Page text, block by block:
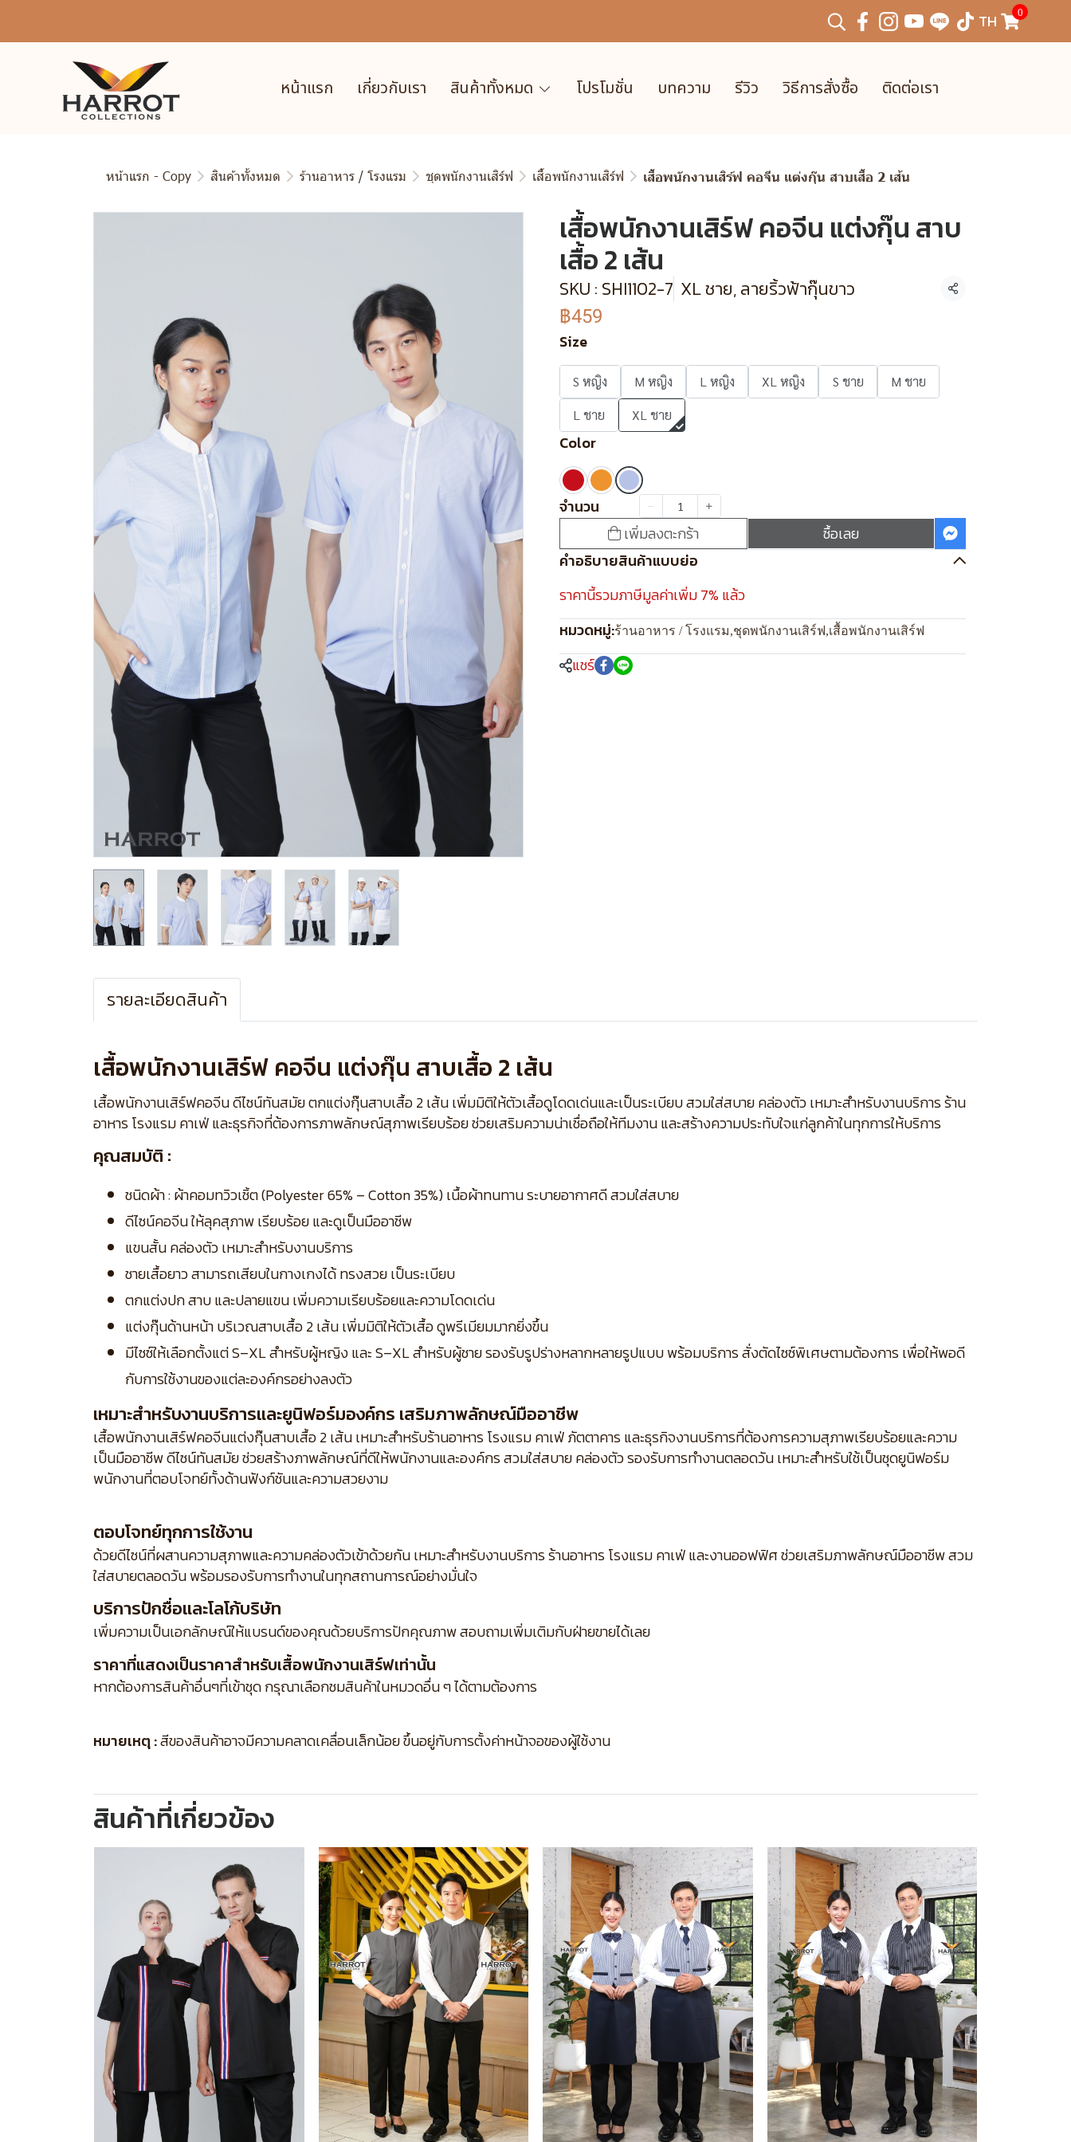
TH 0
หน้าแรก เกี่ยวกับเรา สินค้าทั้งหมด โปรโมชั่น บทความ รีวิว วิธีการสั่งซื้อ ติดต่อเรา
หน้าแรก - Copy สินค้าทั้งหมด ร้านอาหาร / โรงแรม ชุดพนักงานเสิร์ฟ เสื้อพนักงานเสิร์ฟ เสื้อพนักงานเสิร์ฟ คอจีน แต่งกุ๊น สาบเสื้อ 2 เส้น
เสื้อพนักงานเสิร์ฟ คอจีน แต่งกุ๊น สาบ
เสื้อ 2 เส้น
SKU : SHI1102-7 XL ชาย, ลายริ้วฟ้ากุ๊นขาว แชร์
฿459
Size
S หญิง M หญิง L หญิง XL หญิง S ชาย
M ชาย
L ชาย
XL ชาย
Color
จำนวน
เพิ่มลงตะกร้า
ซื้อเลย
คำอธิบายสินค้าแบบย่อ
ราคานี้รวมภาษีมูลค่าเพิ่ม 7% แล้ว
หมวดหมู่:ร้านอาหาร / โรงแรม,ชุดพนักงานเสิร์ฟ,เสื้อพนักงานเสิร์ฟ
แชร์
รายละเอียดสินค้า
เสื้อพนักงานเสิร์ฟ คอจีน แต่งกุ๊น สาบเสื้อ 2 เส้น
เสื้อพนักงานเสิร์ฟคอจีน ดีไซน์ทันสมัย ตกแต่งกุ๊นสาบเสื้อ 2 เส้น เพิ่มมิติให้ตัวเสื้อดูโดดเด่นและเป็นระเบียบ สวมใส่สบาย คล่องตัว เหมาะสำหรับงานบริการ ร้าน
อาหาร โรงแรม คาเฟ่ และธุรกิจที่ต้องการภาพลักษณ์สุภาพเรียบร้อย ช่วยเสริมความน่าเชื่อถือให้ทีมงาน และสร้างความประทับใจแก่ลูกค้าในทุกการให้บริการ
คุณสมบัติ :
ชนิดผ้า : ผ้าคอมทวิวเชิ้ต (Polyester 65% – Cotton 35%) เนื้อผ้าทนทาน ระบายอากาศดี สวมใส่สบาย
ดีไซน์คอจีน ให้ลุคสุภาพ เรียบร้อย และดูเป็นมืออาชีพ
แขนสั้น คล่องตัว เหมาะสำหรับงานบริการ
ชายเสื้อยาว สามารถเสียบในกางเกงได้ ทรงสวย เป็นระเบียบ
ตกแต่งปก สาบ และปลายแขน เพิ่มความเรียบร้อยและความโดดเด่น
แต่งกุ๊นด้านหน้า บริเวณสาบเสื้อ 2 เส้น เพิ่มมิติให้ตัวเสื้อ ดูพรีเมียมมากยิ่งขึ้น
มีไซซ์ให้เลือกตั้งแต่ S–XL สำหรับผู้หญิง และ S–XL สำหรับผู้ชาย รองรับรูปร่างหลากหลายรูปแบบ พร้อมบริการ สั่งตัดไซซ์พิเศษตามต้องการ เพื่อให้พอดี
กับการใช้งานของแต่ละองค์กรอย่างลงตัว
เหมาะสำหรับงานบริการและยูนิฟอร์มองค์กร เสริมภาพลักษณ์มืออาชีพ
เสื้อพนักงานเสิร์ฟคอจีนแต่งกุ๊นสาบเสื้อ 2 เส้น เหมาะสำหรับร้านอาหาร โรงแรม คาเฟ่ ภัตตาคาร และธุรกิจงานบริการที่ต้องการความสุภาพเรียบร้อยและความ
เป็นมืออาชีพ ดีไซน์ทันสมัย ช่วยสร้างภาพลักษณ์ที่ดีให้พนักงานและองค์กร สวมใส่สบาย คล่องตัว รองรับการทำงานตลอดวัน เหมาะสำหรับใช้เป็นชุดยูนิฟอร์ม
พนักงานที่ตอบโจทย์ทั้งด้านฟังก์ชันและความสวยงาม
ตอบโจทย์ทุกการใช้งาน
ด้วยดีไซน์ที่ผสานความสุภาพและความคล่องตัวเข้าด้วยกัน เหมาะสำหรับงานบริการ ร้านอาหาร โรงแรม คาเฟ่ และงานออฟฟิศ ช่วยเสริมภาพลักษณ์มืออาชีพ สวม
ใส่สบายตลอดวัน พร้อมรองรับการทำงานในทุกสถานการณ์อย่างมั่นใจ
บริการปักชื่อและโลโก้บริษัท
เพิ่มความเป็นเอกลักษณ์ให้แบรนด์ของคุณด้วยบริการปักคุณภาพ สอบถามเพิ่มเติมกับฝ่ายขายได้เลย
ราคาที่แสดงเป็นราคาสำหรับเสื้อพนักงานเสิร์ฟเท่านั้น
หากต้องการสินค้าอื่นๆที่เข้าชุด กรุณาเลือกชมสินค้าในหมวดอื่น ๆ ได้ตามต้องการ
หมายเหตุ :สีของสินค้าอาจมีความคลาดเคลื่อนเล็กน้อย ขึ้นอยู่กับการตั้งค่าหน้าจอของผู้ใช้งาน
สินค้าที่เกี่ยวข้อง